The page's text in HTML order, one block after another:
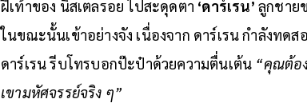
ฝีเท้าของ นิสเตลรอย ไปสะดุดตา‘ดาร์เรน’ลูกชาย
ในขณะนั้นเข้าอย่างจัง เนื่องจาก ดาร์เรน กำลังท
ดาร์เรน รีบโทรบอกป๊ะป๋าด้วยความตื่นเต้น